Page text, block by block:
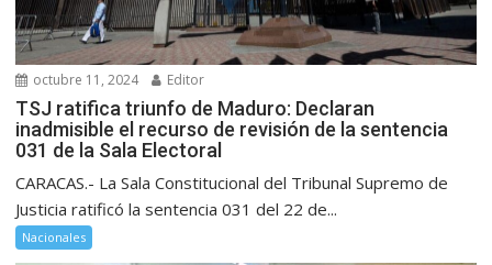
octubre 11, 2024 Editor
TSJ ratifica triunfo de Maduro: Declaran
inadmisible el recurso de revisión de la sentencia
031 de la Sala Electoral
CARACAS.- La Sala Constitucional del Tribunal Supremo de
Justicia ratificó la sentencia 031 del 22 de...
Nacionales